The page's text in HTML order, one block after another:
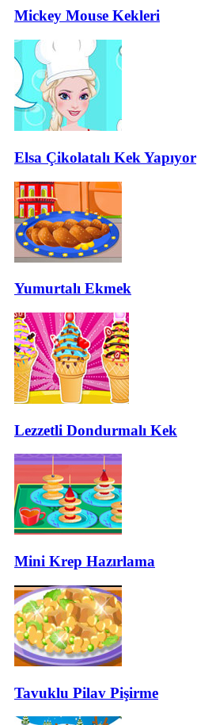
Mickey Mouse Kekleri
Elsa Çikolatalı Kek Yapıyor
Yumurtalı Ekmek
Lezzetli Dondurmalı Kek
Mini Krep Hazırlama
Tavuklu Pilav Pişirme